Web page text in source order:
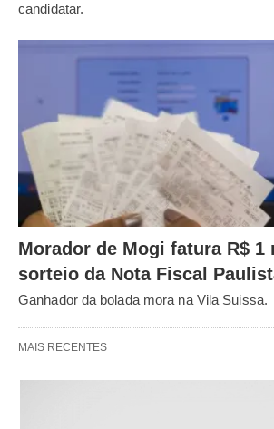
candidatar.
Morador de Mogi fatura R$ 1
sorteio da Nota Fiscal
Ganhador da bolada mora na Vila Suissa.
MAIS RECENTES